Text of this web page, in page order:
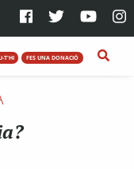
T'HI FES UNA DONACIÓ